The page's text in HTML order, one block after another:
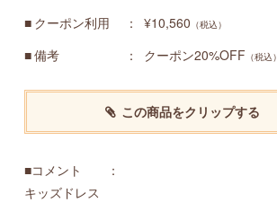
クーポン利用 ¥10,560 （税込）
備考 クーポン20%OFF （税込）
この商品をクリップする
■コメント ：
キッズドレス